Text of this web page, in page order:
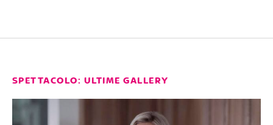
SPETTACOLO: ULTIME GALLERY